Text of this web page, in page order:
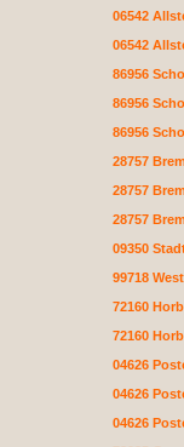
06542
06542
86956
86956
86956
28757
28757
28757
09350
99718
72160 Horb
72160 Horb
04626
04626
04626